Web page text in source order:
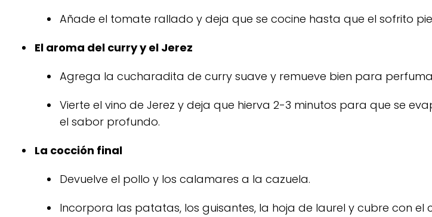
Añade el tomate rallado y deja que se cocine hasta que el sofrito
El aroma del curry y el Jerez
Agrega la cucharadita de curry suave y remueve bien para
Vierte el vino de Jerez y deja que hierva 2-3 minutos para que se
el sabor profundo.
La cocción final
Devuelve el pollo y los calamares a la cazuela.
Incorpora las patatas, los guisantes, la hoja de laurel y cubre con el